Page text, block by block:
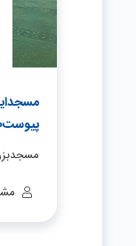
پیوست5٠تاریخ١4٠٢/٣/٣١